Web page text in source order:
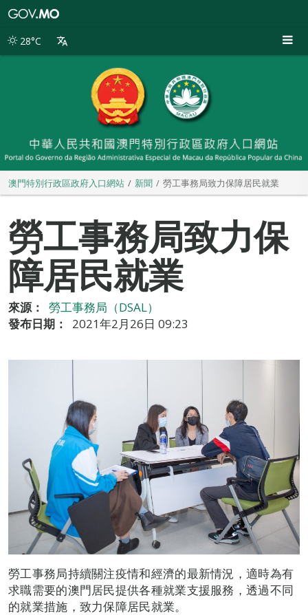
別
28°C
澳門特別行政區政府入口網站 新聞 勞工事務局致力保障居民就業
勞工事務局致力保
障居民就業
來源：
勞工事務局（DSAL）
發布日期：
2021年2月26日 09:23
勞工事務局持續關注疫情和經濟的最新情況，適時為有
求職需要的澳門居民提供各種就業支援服務，透過不同
的就業措施，致力保障居民就業。